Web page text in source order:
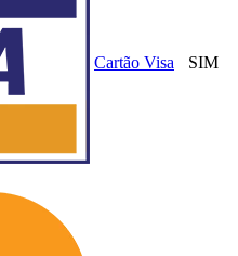
Cartão Visa SIM